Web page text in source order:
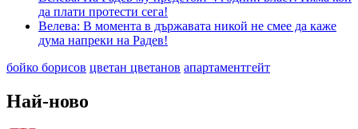
да плати протести сега!
Велева: В момента в държавата никой не смее да каже
дума напреки на Радев!
бойко борисов цветан цветанов апартаментгейт
Най-ново